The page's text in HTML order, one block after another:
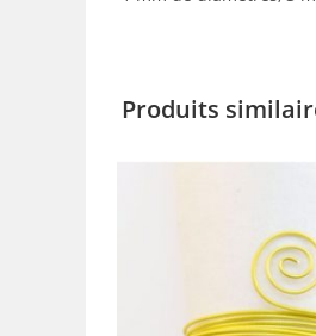
Produits